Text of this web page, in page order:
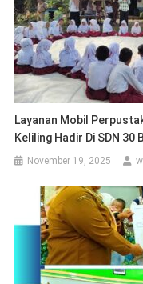
Layanan Mobil
Keliling Hadir Di SDN 30
November 19, 2025